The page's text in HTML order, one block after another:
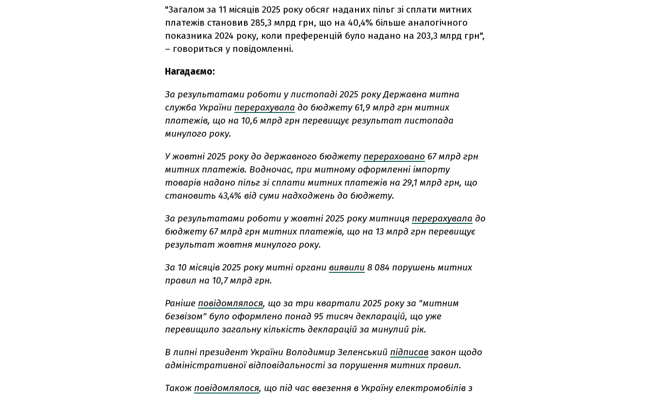
"Загалом за 11 місяців 2025 року обсяг наданих пільг зі сплати митних
платежів становив 285,3 млрд грн, що на 40,4% більше аналогічного
показника 2024 року, коли преференцій було надано на 203,3 млрд грн",
– говориться у повідомленні.
Нагадаємо:
За результатами роботи у листопаді 2025 року Державна митна
служба України перерахувала до бюджету 61,9 млрд грн митних
платежів, що на 10,6 млрд грн перевищує результат листопада
минулого року.
У жовтні 2025 року до державного бюджету перераховано 67 млрд грн
митних платежів. Водночас, при митному оформленні імпорту
товарів надано пільг зі сплати митних платежів на 29,1 млрд грн, що
становить 43,4% від суми надходжень до бюджету.
За результатами роботи у жовтні 2025 року митниця перерахувала до
бюджету 67 млрд грн митних платежів, що на 13 млрд грн перевищує
результат жовтня минулого року.
За 10 місяців 2025 року митні органи виявили 8 084 порушень митних
правил на 10,7 млрд грн.
Раніше повідомлялося, що за три квартали 2025 року за "митним
безвізом" було оформлено понад 95 тисяч декларацій, що уже
перевищило загальну кількість декларацій за минулий рік.
В липні президент України Володимир Зеленський підписав закон щодо
адміністративної відповідальності за порушення митних правил.
Також повідомлялося, що під час ввезення в Україну електромобілів з